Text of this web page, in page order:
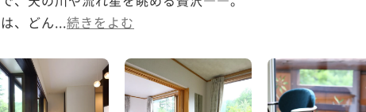
、どん...続きをよむ